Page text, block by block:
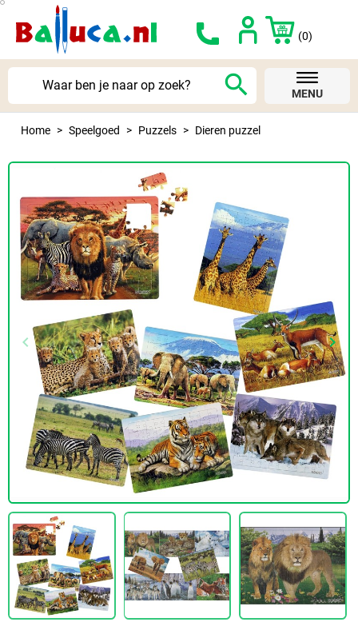
(0)
search MENU
Home Speelgoed Puzzels Dieren puzzel
Vorige
keyboard_arrow_left keyboard_arrow_right